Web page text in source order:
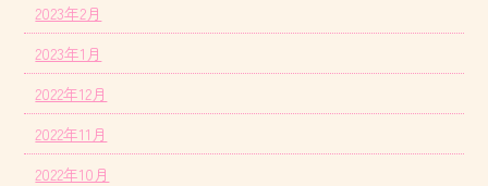
2023年2月
2023年1月
2022年12月
2022年11月
2022年10月